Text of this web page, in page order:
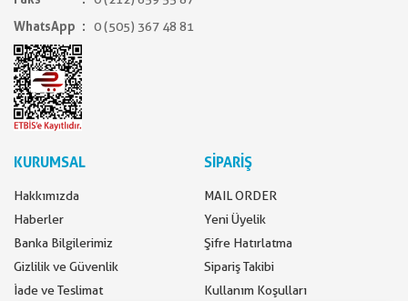
WhatsApp
0 (505) 367 48 81
KURUMSAL
Hakkımızda
Haberler
Banka Bilgilerimiz
Gizlilik ve Güvenlik
İade ve Teslimat
SİPARİŞ
MAIL ORDER
Yeni Üyelik
Şifre Hatırlatma
Sipariş Takibi
Kullanım Koşulları